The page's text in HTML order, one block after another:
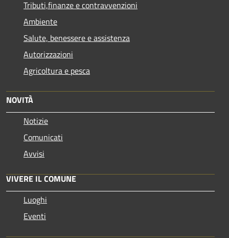
Tributi,finanze e contravvenzioni
Ambiente
Salute, benessere e assistenza
Autorizzazioni
Agricoltura e pesca
NOVITÀ
Notizie
Comunicati
Avvisi
VIVERE IL COMUNE
Luoghi
Eventi